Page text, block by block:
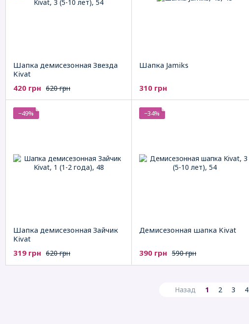
Шапка демисезонная Звезда
Kivat
620 грн
420 грн
Шапка Jamiks
310 грн
−49%
Шапка демисезонная Зайчик
Kivat
620 грн
319 грн
−34%
Демисезонная шапка Kivat
590 грн
390 грн
Назад 1 2 3 4